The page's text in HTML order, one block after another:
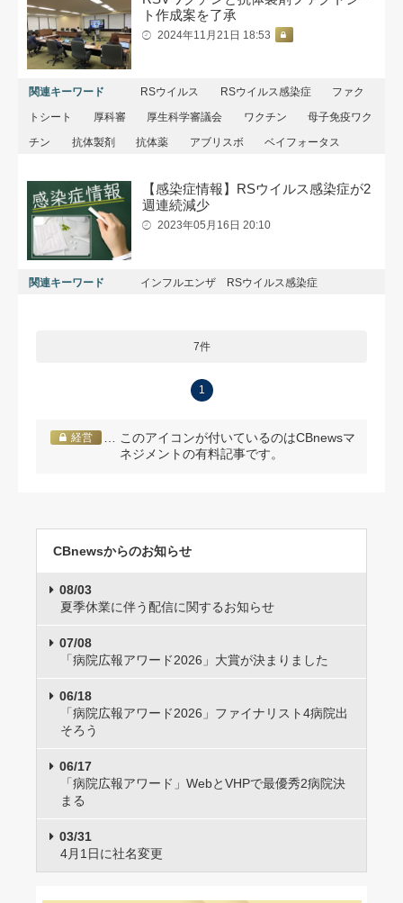
ト作成案を了承
2024年11月21日 18:53
関連キーワード RSウイルス RSウイルス感染症
ファク
トシート
厚科審 厚生科学審議会 ワクチン
母子免疫ワク
チン
抗体製剤 抗体薬 アブリスボ ベイフォータス
【感染症情報】RSウイルス感染症が2
週連続減少
2023年05月16日 20:10
関連キーワード インフルエンザ RSウイルス感染症
7件
1
経営
… このアイコンが付いているのはCBnewsマ
ネジメントの有料記事です。
CBnewsからのお知らせ
08/03
夏季休業に伴う配信に関するお知らせ
07/08
「病院広報アワード2026」大賞が決まりました
06/18
「病院広報アワード2026」ファイナリスト4病院出
そろう
06/17
「病院広報アワード」WebとVHPで最優秀2病院決
まる
03/31
4月1日に社名変更